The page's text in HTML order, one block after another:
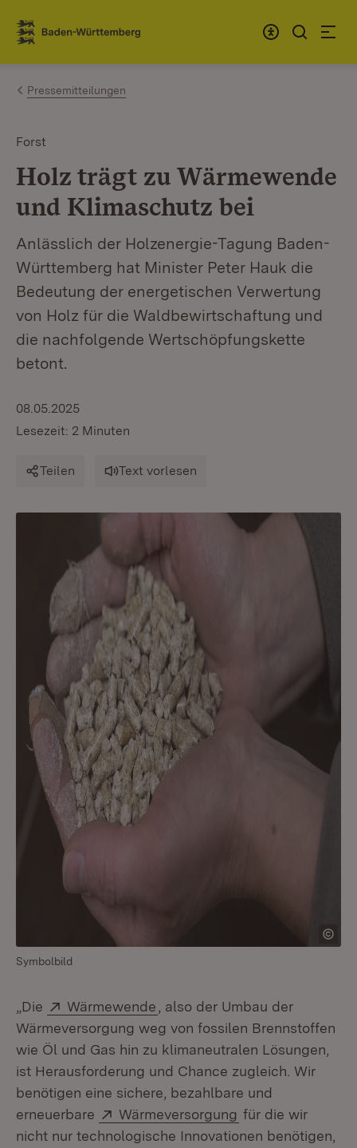
Zum Inhalt springen
Link zur Startseite
Pressemitteilungen
Forst
Holz trägt zu Wärmewende
und Klimaschutz bei
Anlässlich der Holzenergie-Tagung Baden-
Württemberg hat Minister Peter Hauk die
Bedeutung der energetischen Verwertung
von Holz für die Waldbewirtschaftung und
die nachfolgende Wertschöpfungskette
betont.
08.05.2025
Lesezeit: 2 Minuten
Teilen Text vorlesen
Symbolbild
„Die Extern:
Wärmewende (Öffnet in neuem Fenster)
, also der Umbau der
Wärmeversorgung weg von fossilen Brennstoffen
wie Öl und Gas hin zu klimaneutralen Lösungen,
ist Herausforderung und Chance zugleich. Wir
benötigen eine sichere, bezahlbare und
erneuerbare
Extern:
Wärmeversorgung (Öffnet in neuem
für die wir
nicht nur technologische Innovationen benötigen,